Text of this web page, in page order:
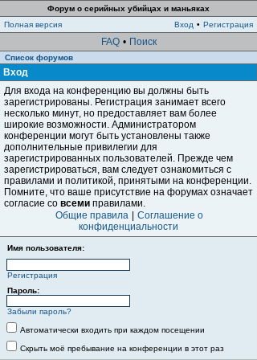
Форум о серийных убийцах и маньяках
Полная версия
Вход • Регистрация
FAQ • Поиск
Список форумов
Вход
Для входа на конференцию вы должны быть
зарегистрированы. Регистрация занимает всего
несколько минут, но предоставляет вам более
широкие возможности. Администратором
конференции могут быть установлены также
дополнительные привилегии для
зарегистрированных пользователей. Прежде чем
зарегистрироваться, вам следует ознакомиться с
правилами и политикой, принятыми на конференции.
Помните, что ваше присутствие на форумах означает
согласие со всеми правилами.
Общие правила
Соглашение о
конфиденциальности
Имя пользователя:
Регистрация
Пароль:
Забыли пароль?
Автоматически входить при каждом посещении
Скрыть моё пребывание на конференции в этот раз